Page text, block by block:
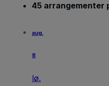
45 arrangementer
aug.
8
lø.